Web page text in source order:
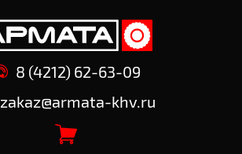
8 (4212) 62-63-09
zakaz@armata-khv.ru